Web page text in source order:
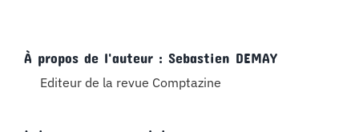
À propos de l'auteur : Sebastien DEMAY
Editeur de la revue Comptazine